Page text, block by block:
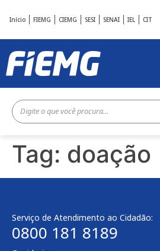
Início FIEMG CIEMG SESI SENAI IEL CIT
Tag: doação
Serviço de Atendimento ao Cidadão:
0800 181 8189